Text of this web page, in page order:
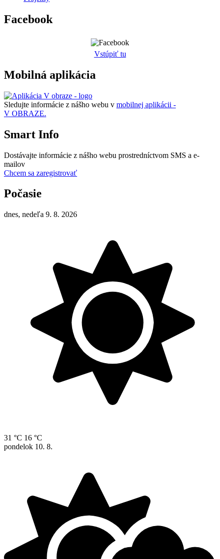
Facebook
Vstúpiť tu
Mobilná aplikácia
Sledujte informácie z nášho webu v mobilnej aplikácii -
V OBRAZE.
Smart Info
Dostávajte informácie z nášho webu prostredníctvom SMS a e-
mailov
Chcem sa zaregistrovať
Počasie
dnes, nedeľa 9. 8. 2026
31 °C 16 °C
pondelok 10. 8.